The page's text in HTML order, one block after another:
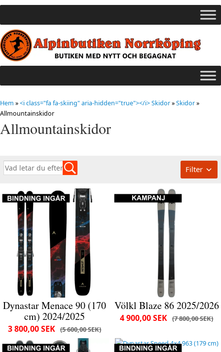
Hem »<i class="fa fa-skiing" aria-hidden="true"></i> Skidor»Skidor»
Allmountainskidor
Allmountainskidor
Filter
Dynastar Menace 90 (170
cm) 2024/2025
5 600,00 SEK
3 800,00 SEK
Völkl Blaze 86 2025/2026
7 800,00 SEK
4 900,00 SEK